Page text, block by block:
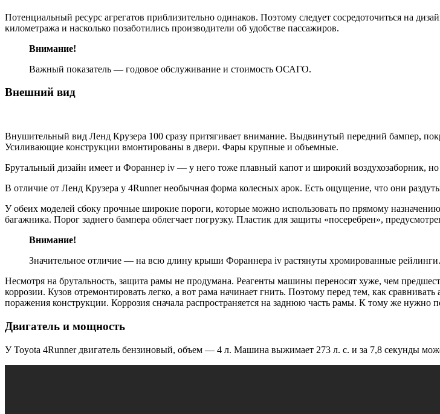
Потенциальный ресурс агрегатов приблизительно одинаков. Поэтому следует сосредоточиться на
километража и насколько позаботились производители об удобстве пассажиров.
Внимание!
Важный показатель — годовое обслуживание и стоимость ОСАГО.
Внешний вид
Внушительный вид Ленд Крузера 100 сразу притягивает внимание. Выдвинутый передний бампер,
Усиливающие конструкции вмонтированы в двери. Фары крупные и объемные.
Брутальный дизайн имеет и Фораннер iv — у него тоже плавный капот и широкий воздухозаборник, но
В отличие от Ленд Крузера у 4Runner необычная форма колесных арок. Есть ощущение, что они
У обеих моделей сбоку прочные широкие пороги, которые можно использовать по прямому
багажника. Порог заднего бампера облегчает погрузку. Пластик для защиты «посеребрен»,
Внимание!
Значительное отличие — на всю длину крыши Фораннера iv растянуты хромированные рейлинги.
Несмотря на брутальность, защита рамы не продумана. Реагенты машины переносят хуже, чем
коррозии. Кузов отремонтировать легко, а вот рама начинает гнить. Поэтому перед тем, как
поражения конструкции. Коррозия сначала распространяется на заднюю часть рамы. К тому же
Двигатель и мощность
У Toyota 4Runner двигатель бензиновый, объем — 4 л. Машина выжимает 273 л. с. и за 7,8 секунды